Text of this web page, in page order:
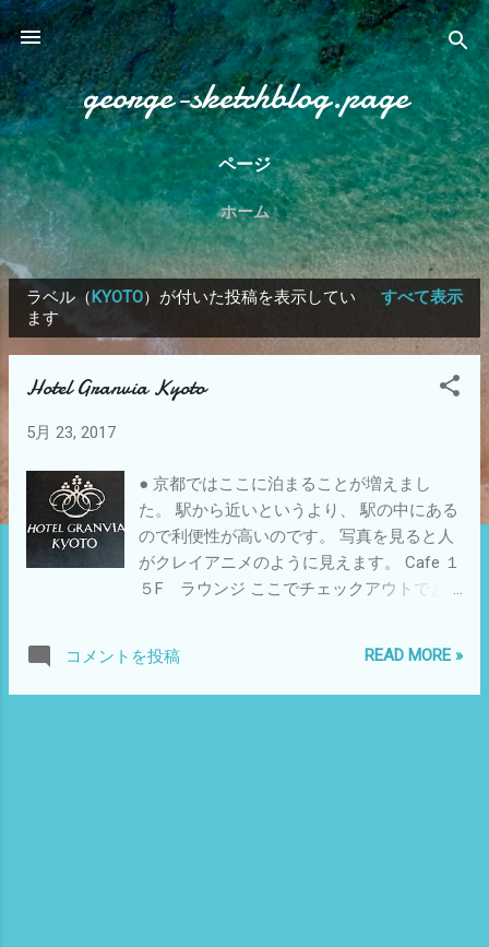
スキップしてメイン コンテンツに移動
george-sketchblog.page
ページ
ホーム
投
稿
ラベル（KYOTO）が付いた投稿を表示してい
ます
すべて表示
Hotel Granvia Kyoto
5月 23, 2017
● 京都ではここに泊まることが増えまし
た。 駅から近いというより、 駅の中にある
ので利便性が高いのです。 写真を見ると人
がクレイアニメのように見えます。 Cafe １
５F ラウンジ ここでチェックアウトでき
コメントを投稿 READ MORE »